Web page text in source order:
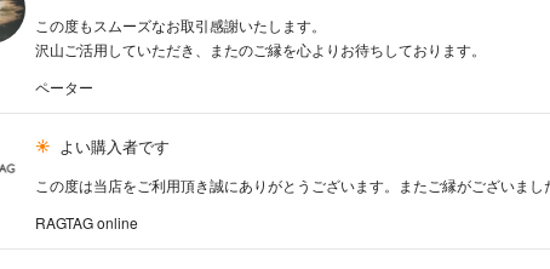
この度もスムーズなお取引感謝いたします。
沢山ご活用していただき、またのご縁を心よりお待ちしております。
ペーター
よい購入者です
この度は当店をご利用頂き誠にありがとうございます。またご縁がございまし
RAGTAG online